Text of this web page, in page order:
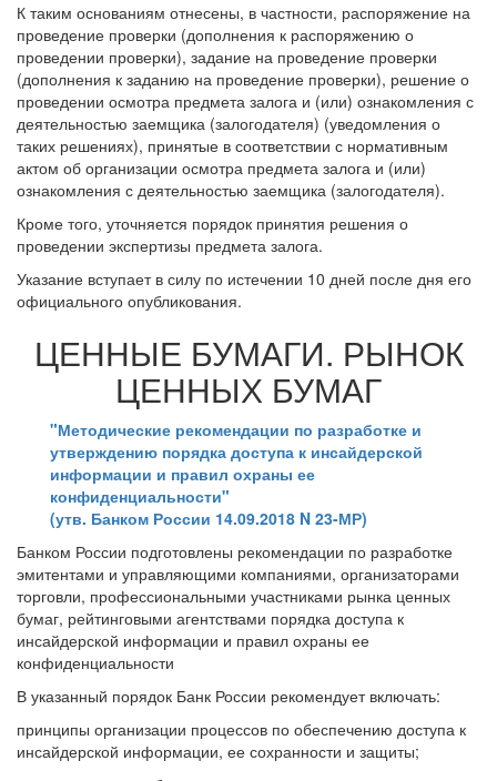
К таким основаниям отнесены, в частности, распоряжение на
проведение проверки (дополнения к распоряжению о
проведении проверки), задание на проведение проверки
(дополнения к заданию на проведение проверки), решение о
проведении осмотра предмета залога и (или) ознакомления с
деятельностью заемщика (залогодателя) (уведомления о
таких решениях), принятые в соответствии с нормативным
актом об организации осмотра предмета залога и (или)
ознакомления с деятельностью заемщика (залогодателя).
Кроме того, уточняется порядок принятия решения о
проведении экспертизы предмета залога.
Указание вступает в силу по истечении 10 дней после дня его
официального опубликования.
ЦЕННЫЕ БУМАГИ. РЫНОК
ЦЕННЫХ БУМАГ
"Методические рекомендации по разработке и
утверждению порядка доступа к инсайдерской
информации и правил охраны ее
конфиденциальности"
(утв. Банком России 14.09.2018 N 23-МР)
Банком России подготовлены рекомендации по разработке
эмитентами и управляющими компаниями, организаторами
торговли, профессиональными участниками рынка ценных
бумаг, рейтинговыми агентствами порядка доступа к
инсайдерской информации и правил охраны ее
конфиденциальности
В указанный порядок Банк России рекомендует включать:
принципы организации процессов по обеспечению доступа к
инсайдерской информации, ее сохранности и защиты;